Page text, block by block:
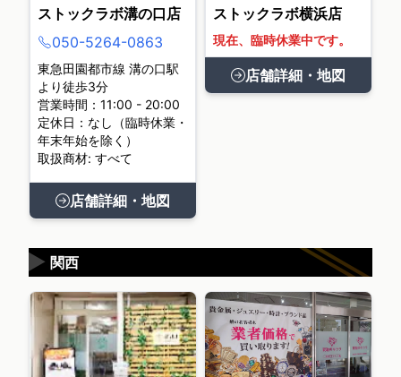
ストックラボ溝の口店
050-5264-0863
東急田園都市線 溝の口駅
より徒歩3分
営業時間：11:00 - 20:00
定休日：なし（臨時休業・
年末年始を除く）
取扱商材: すべて
店舗詳細・地図
ストックラボ横浜店
現在、臨時休業中です。
店舗詳細・地図
関西
▶